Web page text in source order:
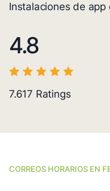
Instalaciones de app
4.8
7.617 Ratings
CORREOS HORARIOS EN